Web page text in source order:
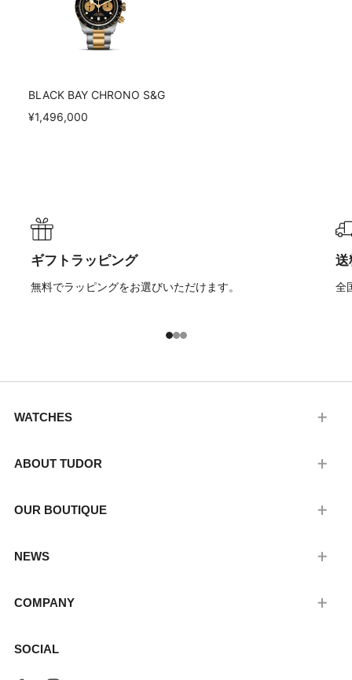
BLACK BAY CHRONO S&G
¥1,496,000
ギフトラッピング
無料でラッピングをお選びいただけます。
送
全
WATCHES
ABOUT TUDOR
OUR BOUTIQUE
NEWS
COMPANY
SOCIAL